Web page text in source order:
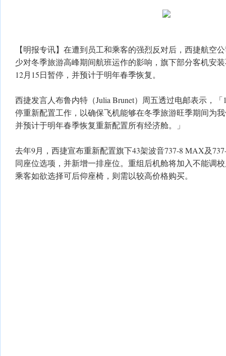
【明报专讯】在遭到员工和乘客的强烈反对后，西捷航空
少对冬季旅游高峰期间航班运作的影响，旗下部分客机安
12月15日暂停，并预计于明年春季恢复。
西捷发言人布鲁内特（Julia Brunet）周五透过电邮表示，
停重新配置工作，以确保飞机能够在冬季旅游旺季期间为
并预计于明年春季恢复重新配置所有经济舱。」
去年9月，西捷宣布重新配置旗下43架波音737-8 MAX及
同座位选项，并新增一排座位。重组后机舱将加入不能调
乘客如欲选择可后仰座椅，则需以较高价格购买。